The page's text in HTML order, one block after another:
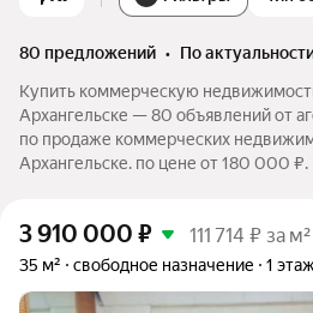
80 предложений •
по
Купить коммерческую
Архангельске — 80 объявлений от
по продаже коммерческих
Архангельске. по цене от 180 000 ₽.
3 910 000 ₽ 111 714 ₽ за м²
35 м² свободное назначение 1